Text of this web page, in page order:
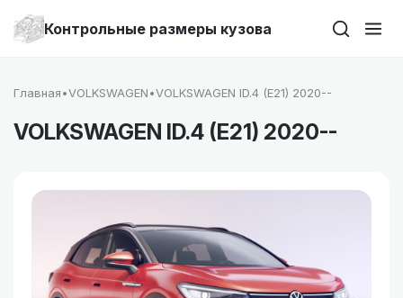
Контрольные размеры кузова
Главная•VOLKSWAGEN•VOLKSWAGEN ID.4 (E21) 2020--
VOLKSWAGEN ID.4 (E21) 2020--